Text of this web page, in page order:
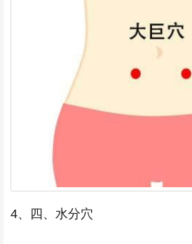
4、四、水分穴